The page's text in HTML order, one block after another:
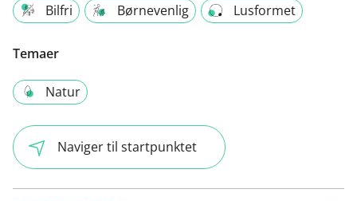
Bilfri Børnevenlig Lusformet
Temaer
Natur
Naviger til startpunktet